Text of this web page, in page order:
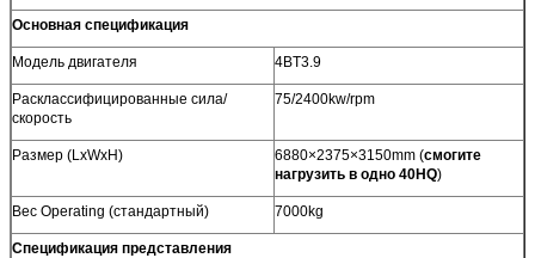
Основная спецификация
Модель двигателя 4BT3.9
Расклассифицированные сила/
скорость
75/2400kw/rpm
Размер (LxWxH) 6880×2375×3150mm (смогите
нагрузить в одно 40HQ)
Вес Operating (стандартный) 7000kg
Спецификация представления